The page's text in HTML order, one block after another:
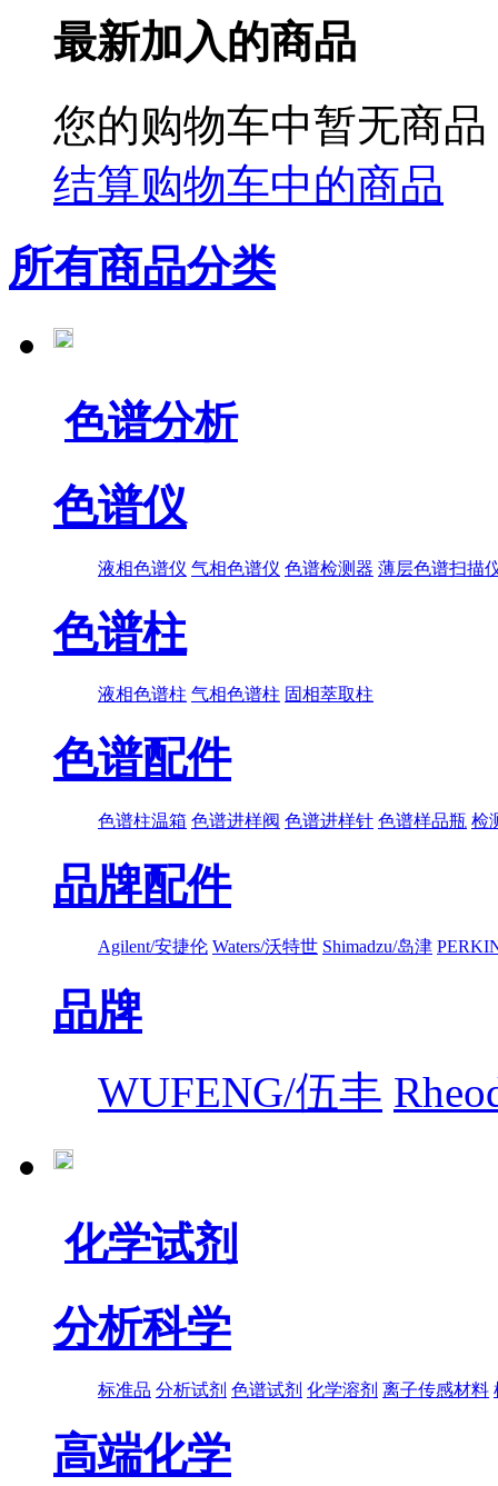
最新加入的商品
您的购物车中暂无商
结算购物车中的商品
所有商品分类
色谱分析
色谱仪
液相色谱仪 气相色谱仪 色谱检测器 薄层色谱扫描
色谱柱
液相色谱柱 气相色谱柱 固相萃取柱
色谱配件
色谱柱温箱 色谱进样阀 色谱进样针 色谱样品瓶 检
品牌配件
Agilent/安捷伦 Waters/沃特世 Shimadzu/岛津
品牌
WUFENG/伍丰
化学试剂
分析科学
标准品 分析试剂 色谱试剂 化学溶剂 离子传感材料
高端化学